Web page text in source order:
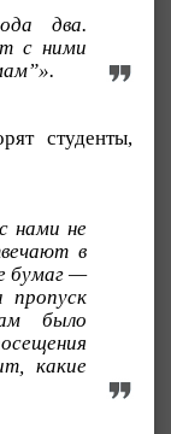
два.
с ними
студенты,
нами не
в
бумаг —
было
какие